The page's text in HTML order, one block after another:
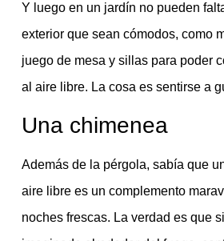
Y luego en un jardín no pueden
exterior que sean cómodos, como
juego de mesa y sillas para poder
al aire libre. La cosa es sentirse a
Una chimenea
Además de la pérgola, sabía que
aire libre es un complemento
noches frescas. La verdad es que